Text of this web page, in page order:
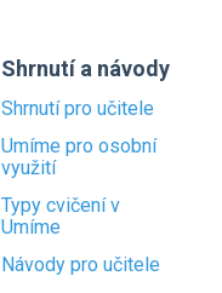
Shrnutí a návody
Shrnutí pro učitele
Umíme pro osobní
využití
Typy cvičení v
Umíme
Návody pro učitele